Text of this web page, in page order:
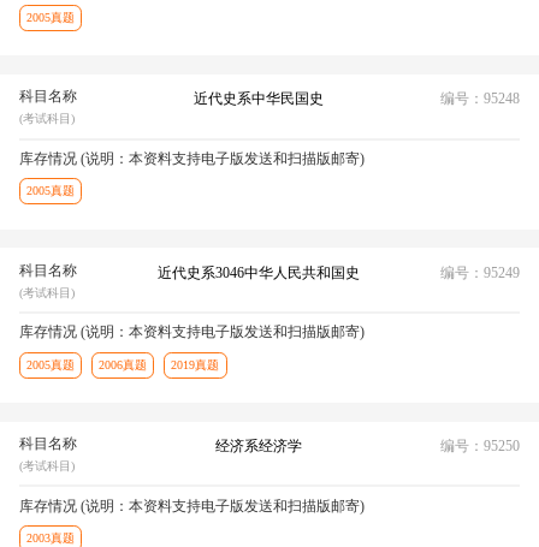
2005真题
科目名称
(考试科目)
近代史系中华民国史 编号：95248
库存情况 (说明：本资料支持电子版发送和扫描版邮寄)
2005真题
科目名称
(考试科目)
近代史系3046中华人民共和国史 编号：95249
库存情况 (说明：本资料支持电子版发送和扫描版邮寄)
2005真题 2006真题 2019真题
科目名称
(考试科目)
经济系经济学 编号：95250
库存情况 (说明：本资料支持电子版发送和扫描版邮寄)
2003真题